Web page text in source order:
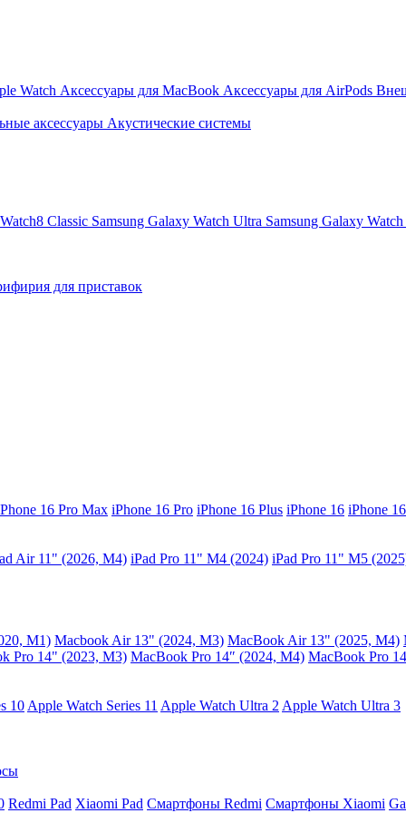
Watch Аксессуары для MacBook Аксессуары для AirPods
аксессуары Акустические системы
Classic Samsung Galaxy Watch Ultra Samsung Galaxy
для приставок
16 Pro Max iPhone 16 Pro iPhone 16 Plus iPhone 16 iPhone
Air 11" (2026, M4) iPad Pro 11" M4 (2024) iPad Pro 11" M5
M1) Macbook Air 13" (2024, M3) MacBook Air 13" (2025, M4)
Pro 14" (2023, M3) MacBook Pro 14″ (2024, M4) MacBook Pro
10 Apple Watch Series 11 Apple Watch Ultra 2 Apple Watch Ultra 3
Redmi Pad Xiaomi Pad Смартфоны Redmi Смартфоны Xiaomi